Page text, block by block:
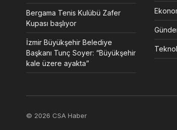
Bergama Tenis Kulübü Zafer
Kupası başlıyor
İzmir Büyükşehir Belediye
Başkanı Tunç Soyer: “Büyükşehir
kale üzere ayakta”
© 2026 CSA Haber